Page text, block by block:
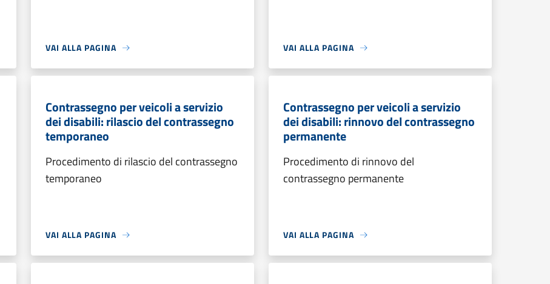
VAI ALLA PAGINA VAI ALLA PAGINA
Contrassegno per veicoli a servizio
dei disabili: rilascio del contrassegno
temporaneo
Procedimento di rilascio del contrassegno
temporaneo
VAI ALLA PAGINA
Contrassegno per veicoli a servizio
dei disabili: rinnovo del contrassegno
permanente
Procedimento di rinnovo del
contrassegno permanente
VAI ALLA PAGINA